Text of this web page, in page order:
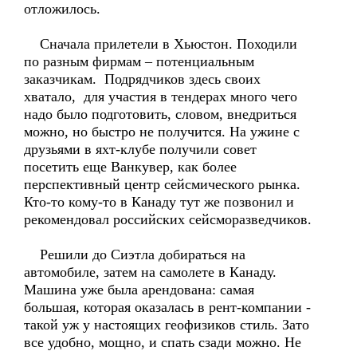
отложилось.
Сначала прилетели в Хьюстон. Походили
по разным фирмам – потенциальным
заказчикам. Подрядчиков здесь своих
хватало, для участия в тендерах много чего
надо было подготовить, словом, внедриться
можно, но быстро не получится. На ужине с
друзьями в яхт-клубе получили совет
посетить еще Ванкувер, как более
перспективный центр сейсмического рынка.
Кто-то кому-то в Канаду тут же позвонил и
рекомендовал российских сейсморазведчиков.
Решили до Сиэтла добираться на
автомобиле, затем на самолете в Канаду.
Машина уже была арендована: самая
большая, которая оказалась в рент-компании -
такой уж у настоящих геофизиков стиль. Зато
все удобно, мощно, и спать сзади можно. Не